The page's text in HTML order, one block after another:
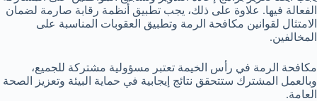
الفعالة فيها. علاوة على ذلك، يجب تطبيق أنظمة رقابة صارمة لضمان
الامتثال لقوانين مكافحة الرمة وتطبيق العقوبات المناسبة على
المخالفين.
مكافحة الرمة في رأس الخيمة تعتبر مسؤولية مشتركة للجميع،
وبالعمل المشترك ستتحقق نتائج إيجابية في حماية البيئة وتعزيز الصحة
العامة.